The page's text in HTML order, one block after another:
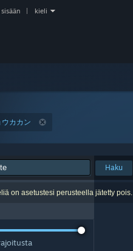
kieli
カカン
Haku
on asetustesi perusteella jätetty pois.